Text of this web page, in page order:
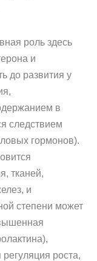
роль здесь
и
до развития у
в
следствием
гормонов).
тканей,
и
степени может
роста,